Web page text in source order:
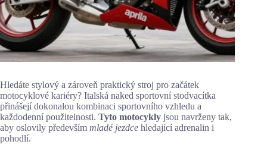
Hledáte stylový a zároveň praktický stroj pro začátek
motocyklové kariéry? Italská naked sportovní stodvacítka
přinášejí dokonalou kombinaci sportovního vzhledu a
každodenní použitelnosti. Tyto motocykly jsou navrženy tak,
aby oslovily především mladé jezdce hledající adrenalin i
pohodlí.